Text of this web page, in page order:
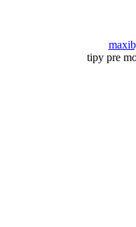
tipy pre